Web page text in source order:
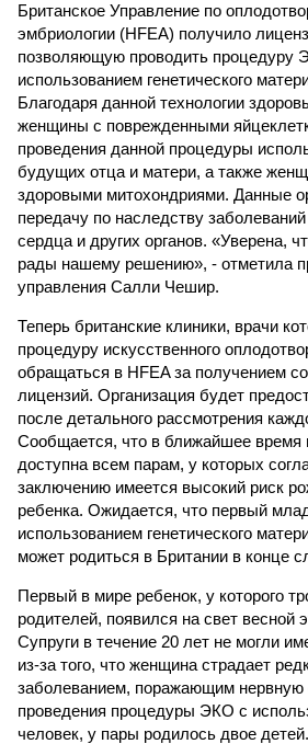
Британское Управление по
эмбриологии (HFEA) получило
позволяющую проводить процедуру
использованием генетического
Благодаря данной технологии
женщины с поврежденными
проведения данной процедуры
будущих отца и матери, а также
здоровыми митохондриями. Данные
передачу по наследству
сердца и других органов. «Уверена,
рады нашему решению», - отметила
управления Салли Чешир.
Теперь британские клиники, врачи
процедуру искусственного
обращаться в HFEA за получением
лицензий. Организация будет
после детального рассмотрения
Сообщается, что в ближайшее время
доступна всем парам, у которых
заключению имеется высокий риск
ребенка. Ожидается, что первый
использованием генетического
может родиться в Британии в конце
Первый в мире ребенок, у которого
родителей, появился на свет весной
Супруги в течение 20 лет не могли
из-за того, что женщина страдает
заболеванием, поражающим нервную
проведения процедуры ЭКО с
человек, у пары родилось двое